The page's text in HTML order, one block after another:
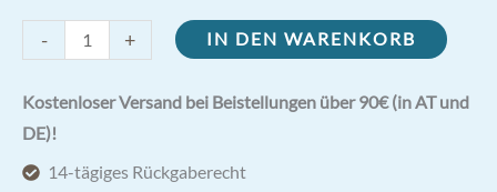
-
Josef
mit
Winkel
+ IN DEN WARENKORB
Kostenloser Versand bei Beistellungen über 90€ (in AT und
DE)!
14-tägiges Rückgaberecht